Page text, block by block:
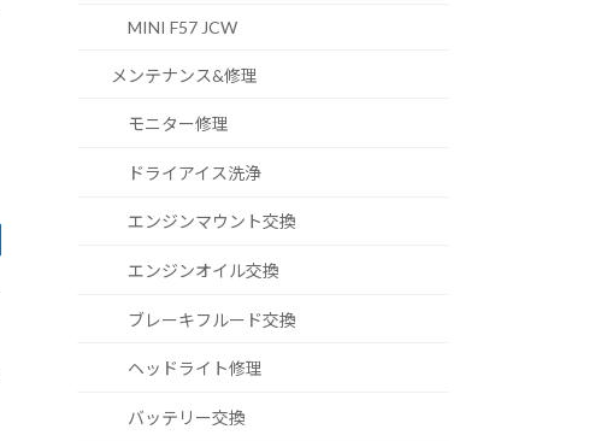
MINI F57 JCW
メンテナンス&修理
モニター修理
ドライアイス洗浄
エンジンマウント交換
エンジンオイル交換
ブレーキフルード交換
ヘッドライト修理
バッテリー交換